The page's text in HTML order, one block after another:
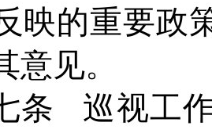
映的重要政
意见。
条
巡视工